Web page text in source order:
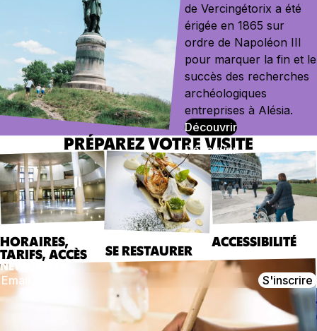
de Vercingétorix a été
érigée en 1865 sur
ordre de Napoléon III
pour marquer la fin et le
succès des recherches
archéologiques
entreprises à Alésia.
Découvrir
PRÉPAREZ VOTRE VISITE
HORAIRES,
TARIFS, ACCÈS SE RESTAURER
ACCESSIBILITÉ
NEWSLETTER
S'inscrire
CONTACT
1, route des Trois Ormeaux
NOUS SUIVRE
Instagram
Facebook